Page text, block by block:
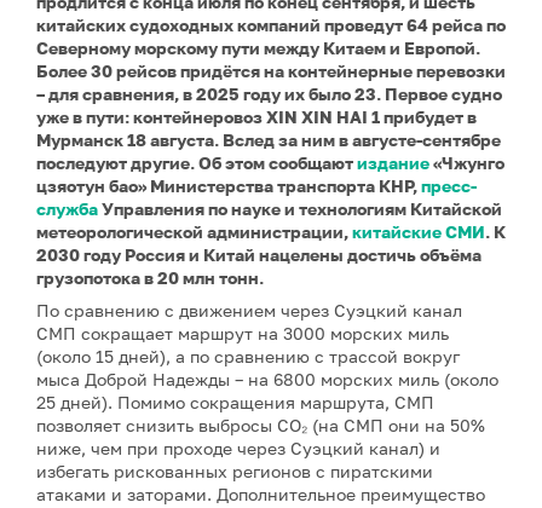
китайских судоходных компаний проведут 64 рейса по
Северному морскому пути между Китаем и Европой.
Более 30 рейсов придётся на контейнерные перевозки
– для сравнения, в 2025 году их было 23. Первое судно
уже в пути: контейнеровоз XIN XIN HAI 1 прибудет в
Мурманск 18 августа. Вслед за ним в августе-сентябре
последуют другие. Об этом сообщаютиздание«Чжунго
цзяотун бао» Министерства транспорта КНР,пресс-
службаУправления по науке и технологиям Китайской
метеорологической администрации,китайские СМИ. К
2030 году Россия и Китай нацелены достичь объёма
грузопотока в 20 млн тонн.
По сравнению с движением через Суэцкий канал
СМП сокращает маршрут на 3000 морских миль
(около 15 дней), а по сравнению с трассой вокруг
мыса Доброй Надежды – на 6800 морских миль (около
25 дней). Помимо сокращения маршрута, СМП
позволяет снизить выбросы CO₂ (на СМП они на 50%
ниже, чем при проходе через Суэцкий канал) и
избегать рискованных регионов с пиратскими
атаками и заторами. Дополнительное преимущество